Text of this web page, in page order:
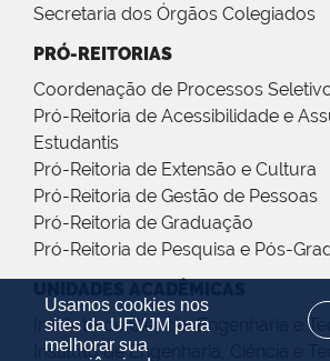
Usamos cookies nos
sites da UFVJM para
melhorar sua
Secretaria dos Órgãos Colegiados
PRÓ-REITORIAS
Coordenação de Processos
Pró-Reitoria de Acessibilidade e
Estudantis
Pró-Reitoria de Extensão e Cultura
Pró-Reitoria de Gestão de Pessoas
Pró-Reitoria de Graduação
Pró-Reitoria de Pesquisa e Pós-
Instituto de Ciência, Engenharia e
Instituto de Engenharia, Ciência e